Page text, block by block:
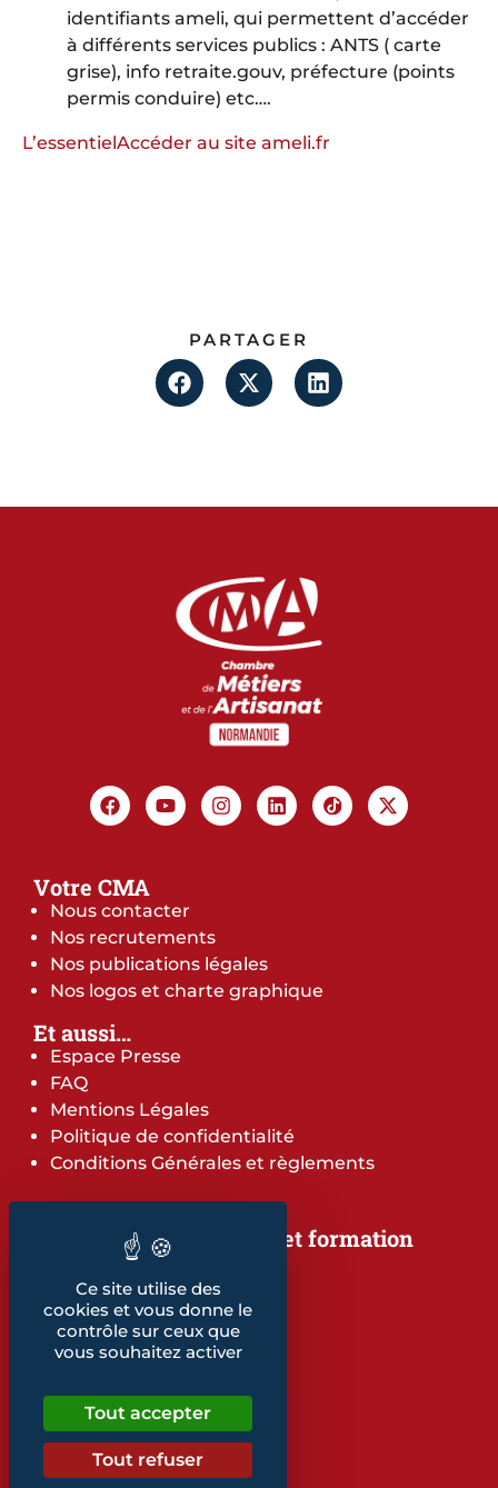
identifiants ameli, qui permettent d’accéder
à différents services publics : ANTS ( carte
grise), info retraite.gouv, préfecture (points
permis conduire) etc….
L’essentielAccéder au site ameli.fr
PARTAGER
Votre CMA
Nous contacter
Nos recrutements
Nos publications légales
Nos logos et charte graphique
Et aussi…
Espace Presse
FAQ
Mentions Légales
Politique de confidentialité
Conditions Générales et règlements
Notre offre de services et formation
Notre offre de services
Notre offre de formation
Notre dépliant formation
Les indicateurs
Retrouvez également...
Notre glossaire
Ce site utilise des
cookies et vous donne le
contrôle sur ceux que
vous souhaitez activer
Tout accepter
Tout refuser